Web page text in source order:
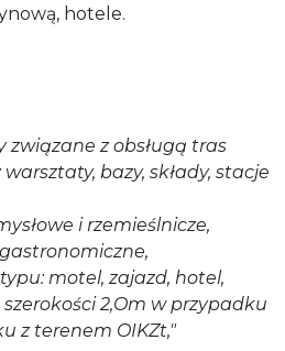
hotele.
związane z obsługą tras
bazy, składy, stacje
i rzemieślnicze,
motel, zajazd, hotel,
2,Om w przypadku
z terenem OIKZt,"